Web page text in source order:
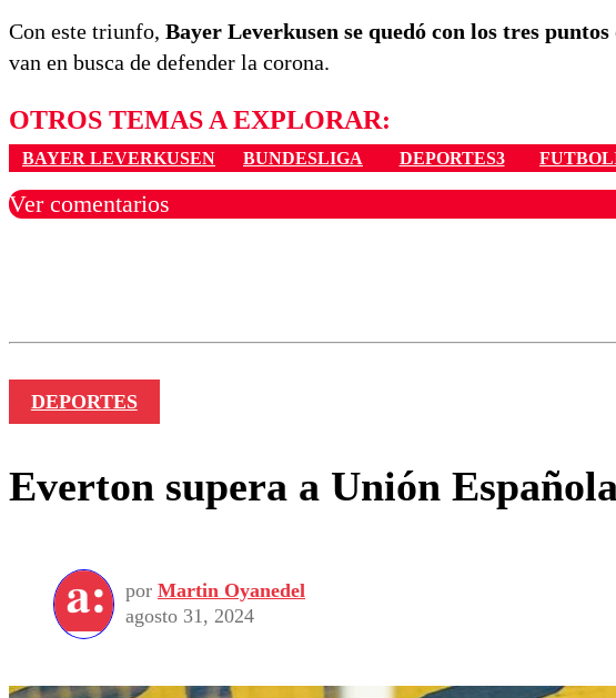
Con este triunfo, Bayer Leverkusen se quedó con los tres puntos
van en busca de defender la corona.
OTROS TEMAS A EXPLORAR:
BAYER LEVERKUSEN BUNDESLIGA DEPORTES3
Ver comentarios
DEPORTES
Everton supera a Unión
por Martin Oyanedel
agosto 31, 2024